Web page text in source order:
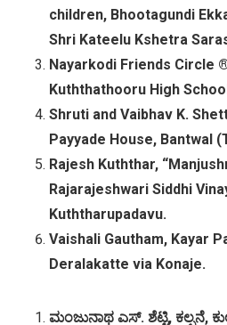
children, Bhootagundi
Shri Kateelu Kshetra
Nayarkodi Friends Circle
Kuththathooru High
Shruti and Vaibhav K.
Payyade House, Bantwal
Rajesh Kuththar,
Rajarajeshwari Siddhi
Kuththarupadavu.
Vaishali Gautham, Kayar
Deralakatte via Konaje.
ಮಂಜುನಾಥ ಎಸ್. ಶೆಟ್ಟಿ, ಕಲ್ಪನೆ,